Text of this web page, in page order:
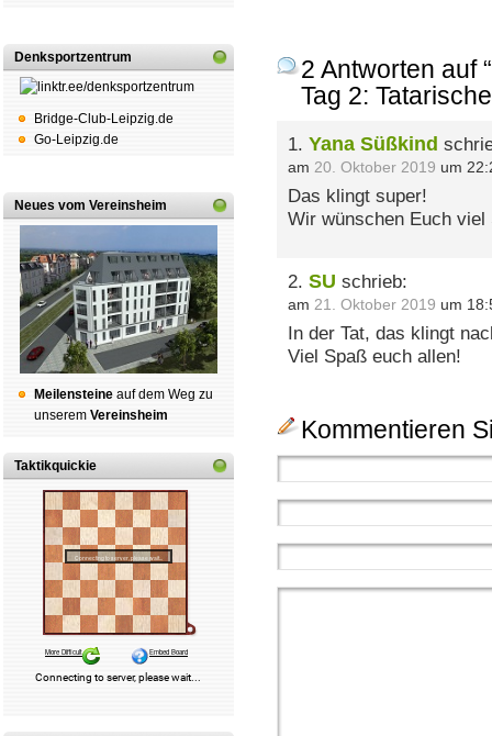
Denksportzentrum
Bridge-Club-Leipzig.de
Go-Leipzig.de
Neues vom Vereinsheim
Mei­len­stei­ne auf dem Weg zu
un­se­rem Ver­eins­heim
Taktikquickie
2 Antworten auf
Tag 2:
1. Yana Süßkind
am 20. Oktober 2019 um
Das klingt super!
Wir wünschen Euch viel
2. SU schrieb:
am 21. Oktober 2019 um
In der Tat, das klingt
Viel Spaß euch allen!
Kommentieren